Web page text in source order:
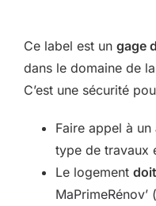
Ce label est un gage
dans le domaine de
C’est une sécurité
Faire appel à un
type de travaux
Le logement